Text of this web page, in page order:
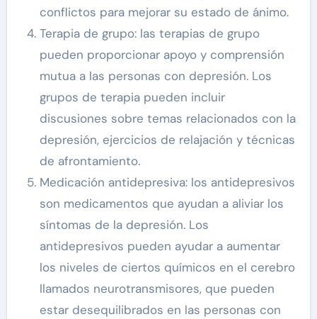
conflictos para mejorar su estado de ánimo.
Terapia de grupo: las terapias de grupo
pueden proporcionar apoyo y comprensión
mutua a las personas con depresión. Los
grupos de terapia pueden incluir
discusiones sobre temas relacionados con la
depresión, ejercicios de relajación y técnicas
de afrontamiento.
Medicación antidepresiva: los antidepresivos
son medicamentos que ayudan a aliviar los
síntomas de la depresión. Los
antidepresivos pueden ayudar a aumentar
los niveles de ciertos químicos en el cerebro
llamados neurotransmisores, que pueden
estar desequilibrados en las personas con